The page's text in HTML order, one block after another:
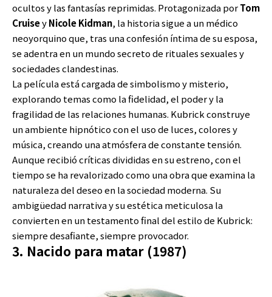
ocultos y las fantasías reprimidas. Protagonizada porTom
CruiseyNicole Kidman, la historia sigue a un médico
neoyorquino que, tras una confesión íntima de su esposa,
se adentra en un mundo secreto de rituales sexuales y
sociedades clandestinas.
La película está cargada de simbolismo y misterio,
explorando temas como la fidelidad, el poder y la
fragilidad de las relaciones humanas. Kubrick construye
un ambiente hipnótico con el uso de luces, colores y
música, creando una atmósfera de constante tensión.
Aunque recibió críticas divididas en su estreno, con el
tiempo se ha revalorizado como una obra que examina la
naturaleza del deseo en la sociedad moderna. Su
ambigüedad narrativa y su estética meticulosa la
convierten en un testamento final del estilo de Kubrick:
siempre desafiante, siempre provocador.
3. Nacido para matar (1987)